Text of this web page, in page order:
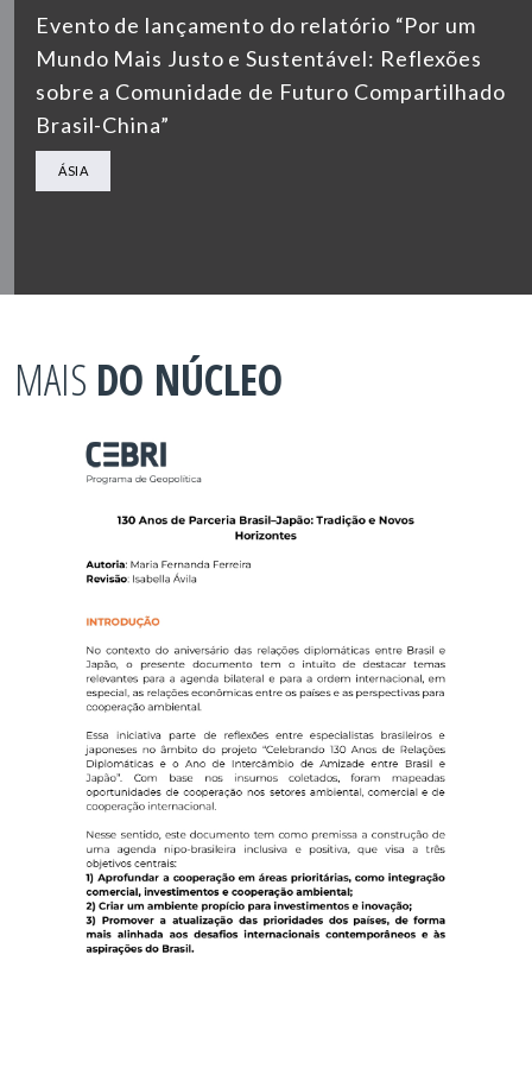
Evento de lançamento do relatório “Por um
Mundo Mais Justo e Sustentável: Reflexões
sobre a Comunidade de Futuro Compartilhado
Brasil-China”
ÁSIA
MAIS DO NÚCLEO